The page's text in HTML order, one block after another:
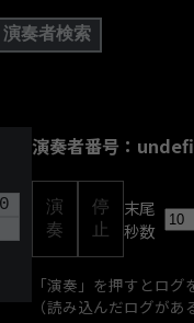
演奏者検索
演奏者番号 ：
演
奏
停
止
末尾
秒数
「演奏」を押すとロ
（読み込んだログが